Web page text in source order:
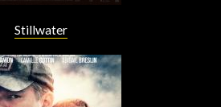
Stillwater